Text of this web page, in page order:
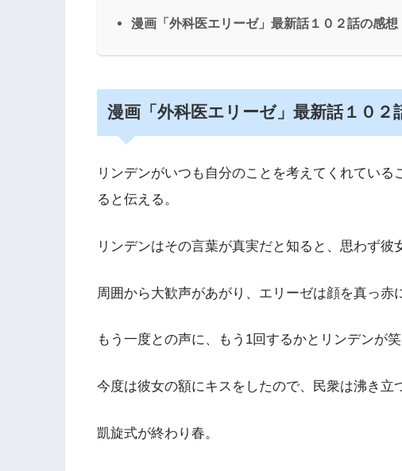
漫画「外科医エリーゼ」最新話１０２話の感想
漫画「外科医エリーゼ」最新話１０２
リンデンがいつも自分のことを考えてくれてい
ると伝える。
リンデンはその言葉が真実だと知ると、思わず彼
周囲から大歓声があがり、エリーゼは顔を真っ赤
もう一度との声に、もう1回するかとリンデンが
今度は彼女の額にキスをしたので、民衆は沸き立
凱旋式が終わり春。